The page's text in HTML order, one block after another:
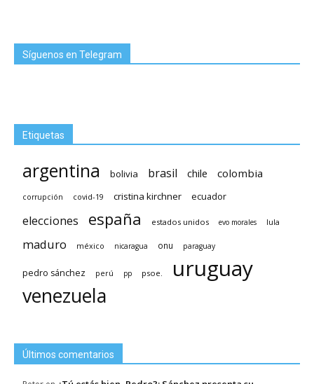
Síguenos en Telegram
Etiquetas
argentina bolivia brasil chile colombia
corrupción covid-19 cristina kirchner ecuador
elecciones españa estados unidos evo morales lula
maduro méxico nicaragua onu paraguay
pedro sánchez perú pp psoe. uruguay
venezuela
Últimos comentarios